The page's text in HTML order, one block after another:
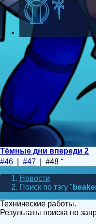
Тёмные дни впереди 2
#46
#47 | #48
Новости
Поиск по тэгу "
Технические работы.
Результаты поиска по